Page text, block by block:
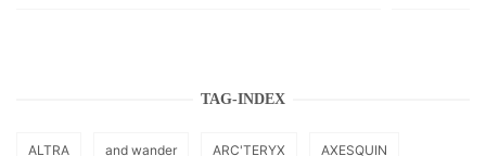
TAG-INDEX
ALTRA and wander ARC'TERYX AXESQUIN